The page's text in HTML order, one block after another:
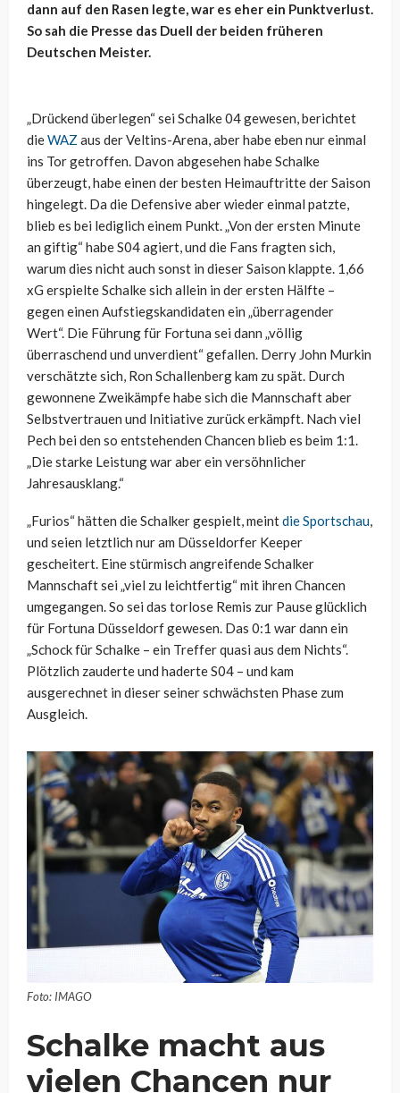
dann auf den Rasen legte, war es eher ein Punktverlust.
So sah die Presse das Duell der beiden früheren
Deutschen Meister.
„Drückend überlegen“ sei Schalke 04 gewesen, berichtet
dieWAZ aus der Veltins-Arena, aber habe eben nur einmal
ins Tor getroffen. Davon abgesehen habe Schalke
überzeugt, habe einen der besten Heimauftritte der Saison
hingelegt. Da die Defensive aber wieder einmal patzte,
blieb es bei lediglich einem Punkt. „Von der ersten Minute
an giftig“ habe S04 agiert, und die Fans fragten sich,
warum dies nicht auch sonst in dieser Saison klappte. 1,66
xG erspielte Schalke sich allein in der ersten Hälfte –
gegen einen Aufstiegskandidaten ein „überragender
Wert“. Die Führung für Fortuna sei dann „völlig
überraschend und unverdient“ gefallen. Derry John Murkin
verschätzte sich, Ron Schallenberg kam zu spät. Durch
gewonnene Zweikämpfe habe sich die Mannschaft aber
Selbstvertrauen und Initiative zurück erkämpft. Nach viel
Pech bei den so entstehenden Chancen blieb es beim 1:1.
„Die starke Leistung war aber ein versöhnlicher
Jahresausklang.“
„Furios“ hätten die Schalker gespielt, meintdie Sportschau,
und seien letztlich nur am Düsseldorfer Keeper
gescheitert. Eine stürmisch angreifende Schalker
Mannschaft sei „viel zu leichtfertig“ mit ihren Chancen
umgegangen. So sei das torlose Remis zur Pause glücklich
für Fortuna Düsseldorf gewesen. Das 0:1 war dann ein
„Schock für Schalke – ein Treffer quasi aus dem Nichts“.
Plötzlich zauderte und haderte S04 – und kam
ausgerechnet in dieser seiner schwächsten Phase zum
Ausgleich.
Foto: IMAGO
Schalke macht aus
vielen Chancen nur